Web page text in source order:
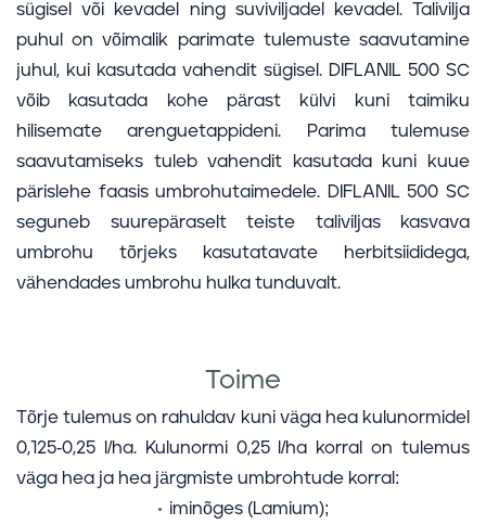
sügisel või kevadel ning suviviljadel kevadel. Talivilja
puhul on võimalik parimate tulemuste saavutamine
juhul, kui kasutada vahendit sügisel. DIFLANIL 500 SC
võib kasutada kohe pärast külvi kuni taimiku
hilisemate arenguetappideni. Parima tulemuse
saavutamiseks tuleb vahendit kasutada kuni kuue
pärislehe faasis umbrohutaimedele. DIFLANIL 500 SC
seguneb suurepäraselt teiste taliviljas kasvava
umbrohu tõrjeks kasutatavate herbitsiididega,
vähendades umbrohu hulka tunduvalt.
Toime
Tõrje tulemus on rahuldav kuni väga hea kulunormidel
0,125-0,25 l/ha. Kulunormi 0,25 l/ha korral on tulemus
väga hea ja hea järgmiste umbrohtude korral:
iminõges (Lamium);